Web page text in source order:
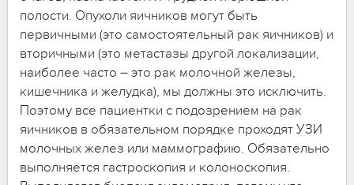
полости. Опухоли яичников могут быть
первичными (это самостоятельный рак яичников) и
вторичными (это метастазы другой локализации,
наиболее часто – это рак молочной железы,
кишечника и желудка), мы должны это исключить.
Поэтому все пациентки с подозрением на рак
яичников в обязательном порядке проходят УЗИ
молочных желез или маммографию. Обязательно
выполняется гастроскопия и колоноскопия.